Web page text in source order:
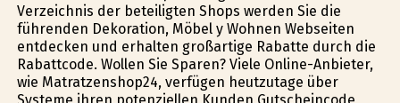
Verzeichnis der beteiligten Shops werden Sie die
führenden Dekoration, Möbel y Wohnen Webseiten
entdecken und erhalten großartige Rabatte durch die
Rabattcode. Wollen Sie Sparen? Viele Online-Anbieter,
wie Matratzenshop24, verfügen heutzutage über
Systeme ihren potenziellen Kunden Gutscheincode